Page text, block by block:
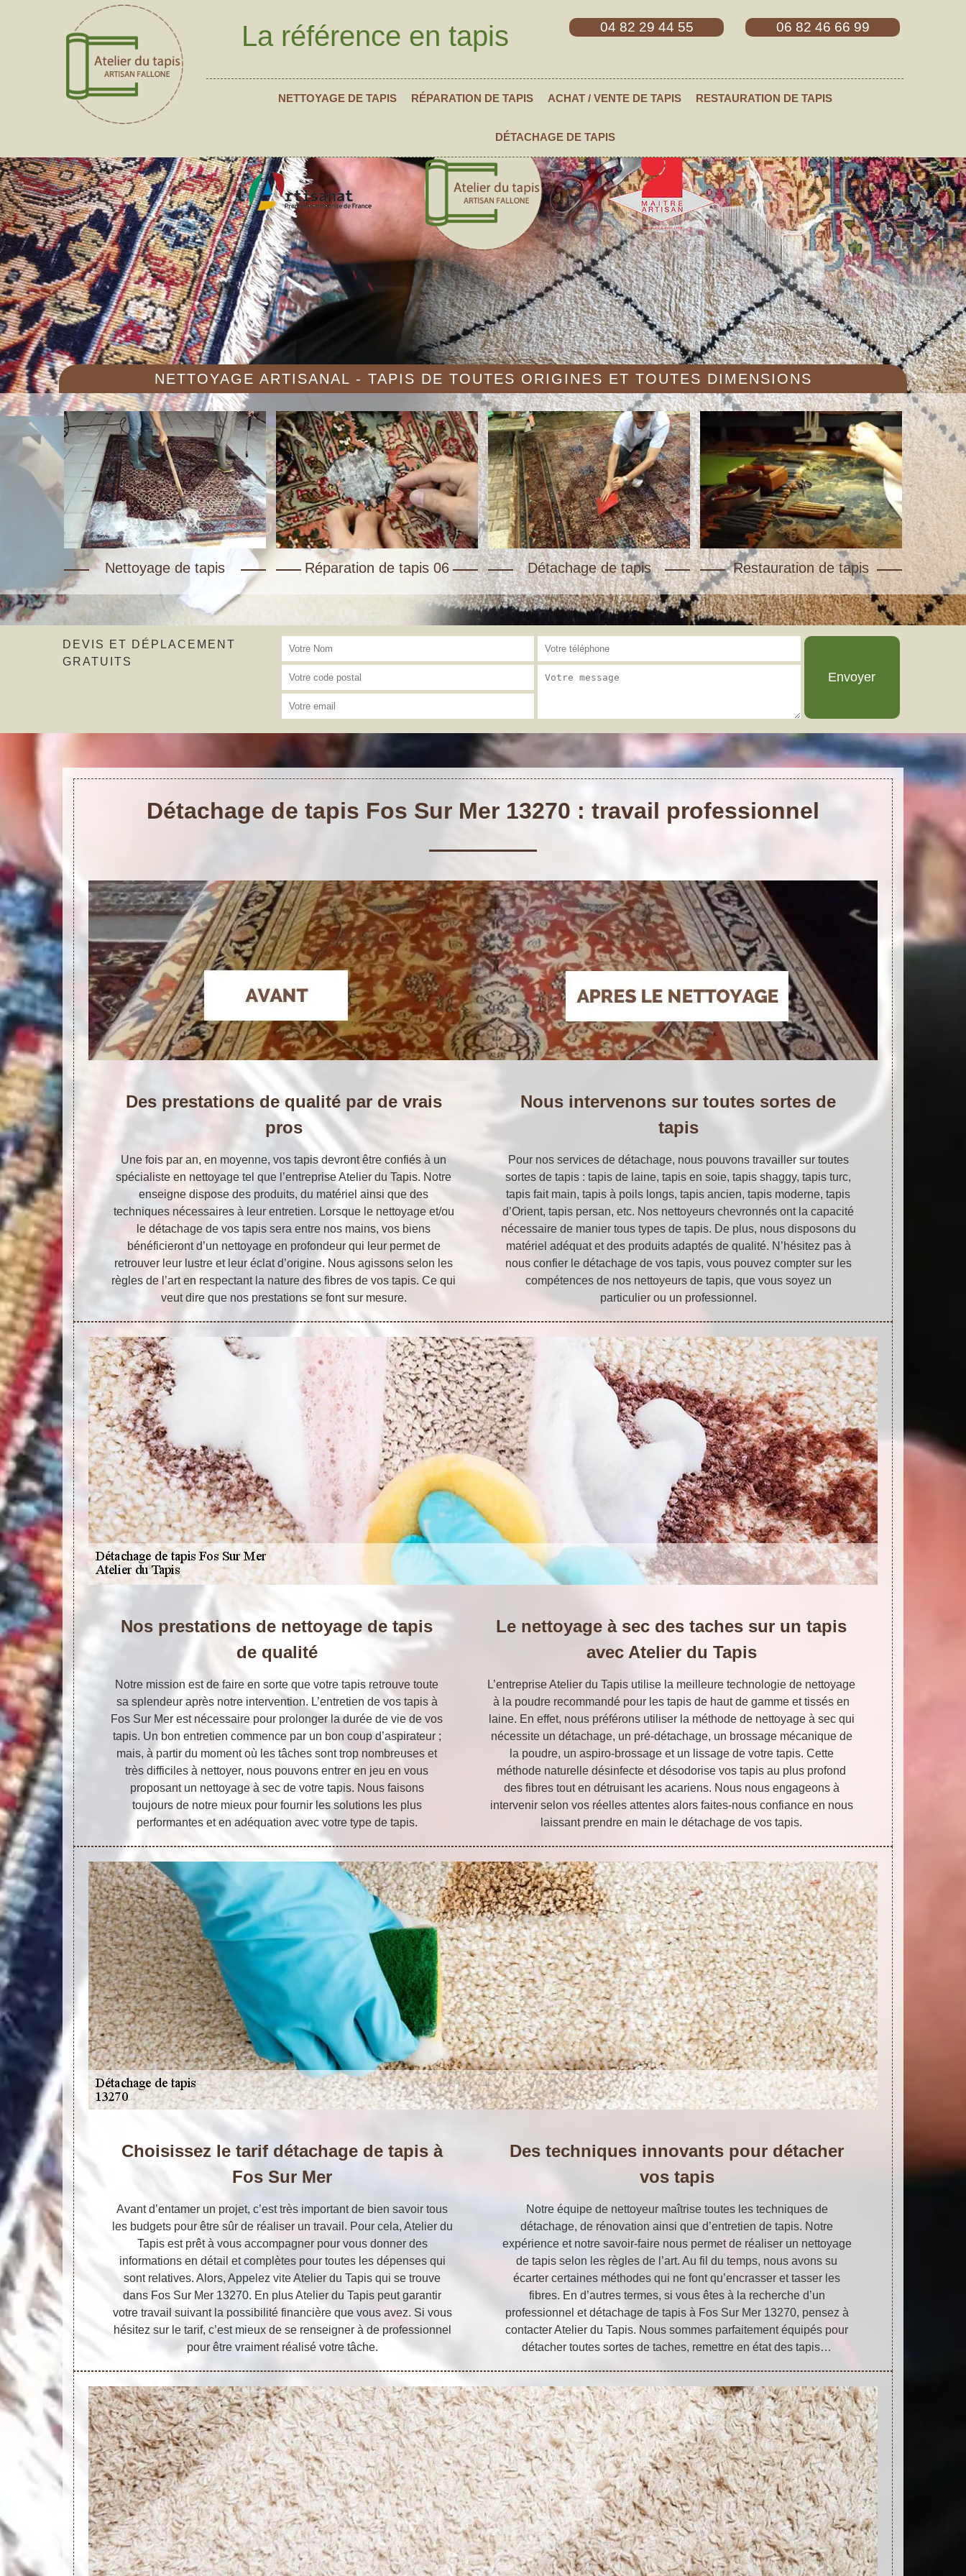
La référence en tapis 04 82 29 44 55 06 82 46 66 99
NETTOYAGE DE TAPIS RÉPARATION DE TAPIS ACHAT / VENTE DE TAPIS RESTAURATION DE TAPIS
DÉTACHAGE DE TAPIS
NETTOYAGE ARTISANAL - TAPIS DE TOUTES ORIGINES ET TOUTES DIMENSIONS
Nettoyage de tapis Réparation de tapis 06 Détachage de tapis Restauration de tapis
DEVIS ET DÉPLACEMENT
GRATUITS
Détachage de tapis Fos Sur Mer 13270 : travail professionnel
Des prestations de qualité par de vrais
pros
Une fois par an, en moyenne, vos tapis devront être confiés à un
spécialiste en nettoyage tel que l’entreprise Atelier du Tapis. Notre
enseigne dispose des produits, du matériel ainsi que des
techniques nécessaires à leur entretien. Lorsque le nettoyage et/ou
le détachage de vos tapis sera entre nos mains, vos biens
bénéficieront d’un nettoyage en profondeur qui leur permet de
retrouver leur lustre et leur éclat d’origine. Nous agissons selon les
règles de l’art en respectant la nature des fibres de vos tapis. Ce qui
veut dire que nos prestations se font sur mesure.
Nous intervenons sur toutes sortes de
tapis
Pour nos services de détachage, nous pouvons travailler sur toutes
sortes de tapis : tapis de laine, tapis en soie, tapis shaggy, tapis turc,
tapis fait main, tapis à poils longs, tapis ancien, tapis moderne, tapis
d’Orient, tapis persan, etc. Nos nettoyeurs chevronnés ont la capacité
nécessaire de manier tous types de tapis. De plus, nous disposons du
matériel adéquat et des produits adaptés de qualité. N’hésitez pas à
nous confier le détachage de vos tapis, vous pouvez compter sur les
compétences de nos nettoyeurs de tapis, que vous soyez un
particulier ou un professionnel.
Nos prestations de nettoyage de tapis
de qualité
Notre mission est de faire en sorte que votre tapis retrouve toute
sa splendeur après notre intervention. L’entretien de vos tapis à
Fos Sur Mer est nécessaire pour prolonger la durée de vie de vos
tapis. Un bon entretien commence par un bon coup d’aspirateur ;
mais, à partir du moment où les tâches sont trop nombreuses et
très difficiles à nettoyer, nous pouvons entrer en jeu en vous
proposant un nettoyage à sec de votre tapis. Nous faisons
toujours de notre mieux pour fournir les solutions les plus
performantes et en adéquation avec votre type de tapis.
Le nettoyage à sec des taches sur un tapis
avec Atelier du Tapis
L’entreprise Atelier du Tapis utilise la meilleure technologie de nettoyage
à la poudre recommandé pour les tapis de haut de gamme et tissés en
laine. En effet, nous préférons utiliser la méthode de nettoyage à sec qui
nécessite un détachage, un pré-détachage, un brossage mécanique de
la poudre, un aspiro-brossage et un lissage de votre tapis. Cette
méthode naturelle désinfecte et désodorise vos tapis au plus profond
des fibres tout en détruisant les acariens. Nous nous engageons à
intervenir selon vos réelles attentes alors faites-nous confiance en nous
laissant prendre en main le détachage de vos tapis.
Choisissez le tarif détachage de tapis à
Fos Sur Mer
Avant d’entamer un projet, c’est très important de bien savoir tous
les budgets pour être sûr de réaliser un travail. Pour cela, Atelier du
Tapis est prêt à vous accompagner pour vous donner des
informations en détail et complètes pour toutes les dépenses qui
sont relatives. Alors, Appelez vite Atelier du Tapis qui se trouve
dans Fos Sur Mer 13270. En plus Atelier du Tapis peut garantir
votre travail suivant la possibilité financière que vous avez. Si vous
hésitez sur le tarif, c’est mieux de se renseigner à de professionnel
pour être vraiment réalisé votre tâche.
Des techniques innovants pour détacher
vos tapis
Notre équipe de nettoyeur maîtrise toutes les techniques de
détachage, de rénovation ainsi que d’entretien de tapis. Notre
expérience et notre savoir-faire nous permet de réaliser un nettoyage
de tapis selon les règles de l’art. Au fil du temps, nous avons su
écarter certaines méthodes qui ne font qu’encrasser et tasser les
fibres. En d’autres termes, si vous êtes à la recherche d’un
professionnel et détachage de tapis à Fos Sur Mer 13270, pensez à
contacter Atelier du Tapis. Nous sommes parfaitement équipés pour
détacher toutes sortes de taches, remettre en état des tapis…